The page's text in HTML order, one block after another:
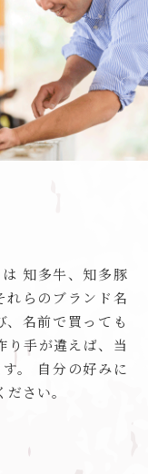
知多牛、知多豚
れらのブランド名
、名前で買っても
り手が違えば、当
。 自分の好みに
さい。